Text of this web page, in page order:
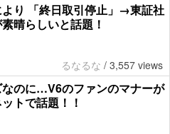
り 「終日取引停止」→東証社
晴らしいと話題！
るなるな / 3,557 views
のに…V6のファンのマナーが
トで話題！！